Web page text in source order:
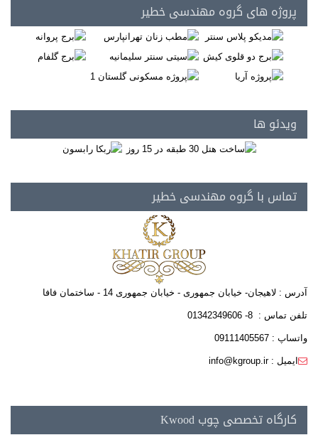
پروژه های گروه مهندسی خطیر
ویدئو ها
تماس با گروه مهندسی خطیر
آدرس : لاهیجان- خیابان جمهوری - خیابان جمهوری 14 - ساختمان فافا
تلفن تماس : 8- 01342349606
واتساپ : 09111405567
ایمیل : info@kgroup.ir
کارگاه تخصصی چوب Kwood